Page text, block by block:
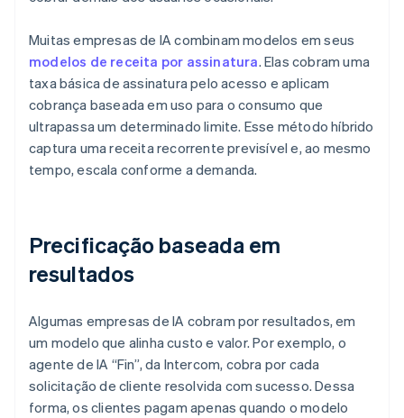
Muitas empresas de IA combinam modelos em seus
modelos de receita por assinatura. Elas cobram uma
taxa básica de assinatura pelo acesso e aplicam
cobrança baseada em uso para o consumo que
ultrapassa um determinado limite. Esse método híbrido
captura uma receita recorrente previsível e, ao mesmo
tempo, escala conforme a demanda.
Precificação baseada em
resultados
Algumas empresas de IA cobram por resultados, em
um modelo que alinha custo e valor. Por exemplo, o
agente de IA “Fin”, da Intercom, cobra por cada
solicitação de cliente resolvida com sucesso. Dessa
forma, os clientes pagam apenas quando o modelo